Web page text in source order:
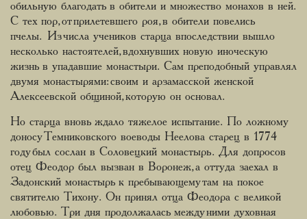
обильную благодать в обители и множество монахов в ней.
С тех пор, от прилетевшего роя, в обители повелись
пчелы. Из числа учеников старца впоследствии вышло
несколько настоятелей, вдохнувших новую иноческую
жизнь в упадавшие монастыри. Сам преподобный управлял
двумя монастырями: своим и арзамасской женской
Алексеевской общиной, которую он основал.
Но старца вновь ждало тяжелое испытание. По ложному
доносу Темниковского воеводы Неелова старец в 1774
году был сослан в Соловецкий монастырь. Для допросов
отец Феодор был вызван в Воронеж, а оттуда заехал в
Задонский монастырь к пребывающему там на покое
святителю Тихону. Он принял отца Феодора с великой
любовью. Три дня продолжалась между ними духовная